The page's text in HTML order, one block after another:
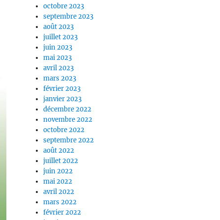
octobre 2023
septembre 2023
août 2023
juillet 2023
juin 2023
mai 2023
avril 2023
mars 2023
février 2023
janvier 2023
décembre 2022
novembre 2022
octobre 2022
septembre 2022
août 2022
juillet 2022
juin 2022
mai 2022
avril 2022
mars 2022
février 2022